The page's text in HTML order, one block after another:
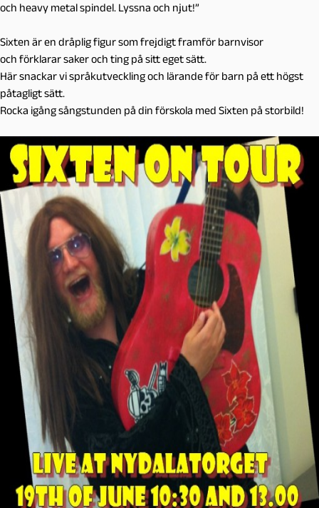
och heavy metal spindel. Lyssna och njut!”
Sixten är en dråplig figur som frejdigt framför barnvisor
och förklarar saker och ting på sitt eget sätt.
Här snackar vi språkutveckling och lärande för barn på ett högst
påtagligt sätt.
Rocka igång sångstunden på din förskola med Sixten på storbild!